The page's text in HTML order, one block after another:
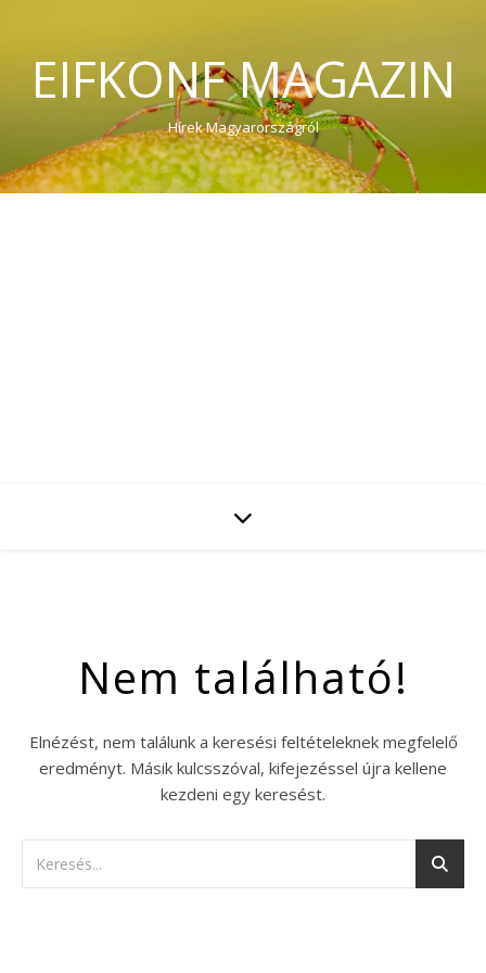
EIFKONF MAGAZIN
Hírek Magyarországról
Nem található!
Elnézést, nem találunk a keresési feltételeknek megfelelő
eredményt. Másik kulcsszóval, kifejezéssel újra kellene
kezdeni egy keresést.